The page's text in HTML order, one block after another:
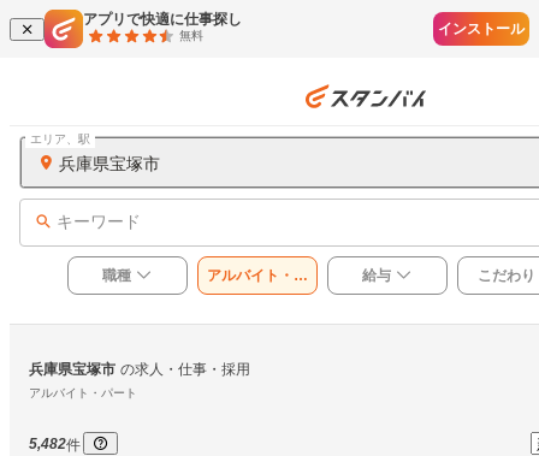
アプリで快適に仕事探し
無料 インストール
兵庫県宝塚市
エリア、駅
キーワード
職種
アルバイト・パ
ート
給与 こだわり
兵庫県宝塚市 の求人・仕事・採用
アルバイト・パート
5,482件